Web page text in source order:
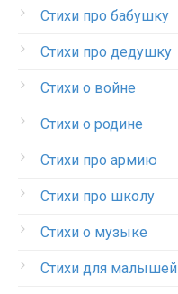
Стихи про бабушку
Стихи про дедушку
Стихи о войне
Стихи о родине
Стихи про армию
Стихи про школу
Стихи о музыке
Стихи для малышей